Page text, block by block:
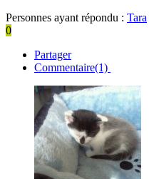
Personnes ayant répondu : Tara
0
Partager
Commentaire(1)